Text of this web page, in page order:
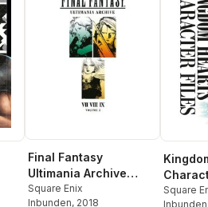
Final Fantasy
Ultimania Archive
Volume 2
Square Enix
Inbunden, 2018
Square
Inbunden